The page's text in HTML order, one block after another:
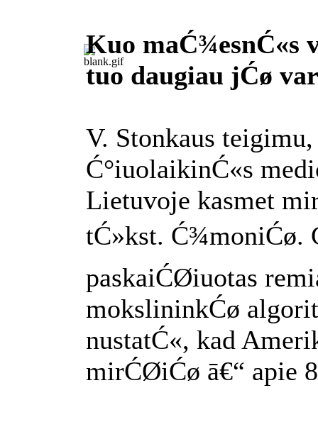
Kuo maĆ¾esnĆ«s
tuo daugiau jĆø
V. Stonkaus
Ć°iuolaikinĆ«s
Lietuvoje kasmet
tĆ»kst. Ć¾moniĆø.
paskaiĆØiuotas
mokslininkĆø
nustatĆ«, kad
mirĆØiĆø ā€“ apie